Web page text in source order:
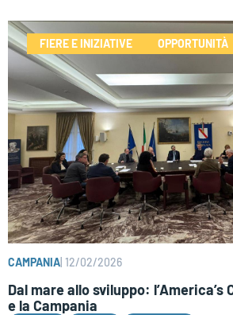
FIERE E INIZIATIVE OPPORTUNITÀ
CAMPANIA 12/02/2026
Dal mare allo sviluppo: l’America’s
e la Campania